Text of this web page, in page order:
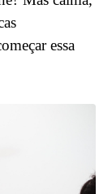
essa